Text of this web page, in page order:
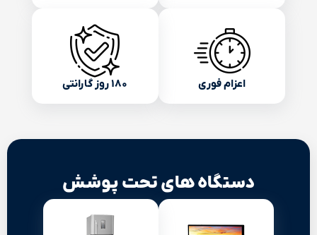
اعزام فوری ۱۸۰ روز گارانتی
دستگاه های تحت پوشش